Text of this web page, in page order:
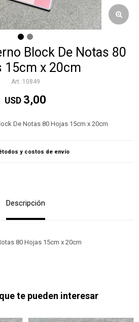
Block De Notas 80
15cm x 20cm
10849
USD 3,00
De Notas 80 Hojas 15cm x 20cm
y costos de envío
Descripción
80 Hojas 15cm x 20cm
te pueden interesar